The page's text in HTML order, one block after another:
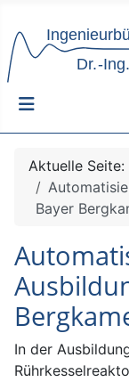
Aktuelle Seite:
Bayer
In der